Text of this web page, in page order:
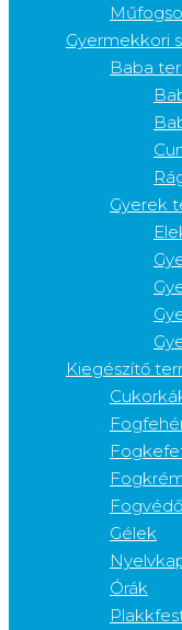
Gyermekkori
Baba
Gyerek
Kiegészítő
Gélek
Órák